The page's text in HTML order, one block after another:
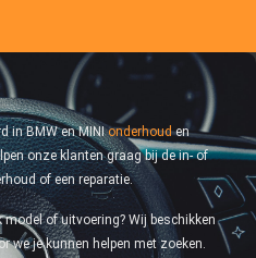
in BMW en MINIonderhouden
onze klanten graag bij de in- of
of een reparatie.
model of uitvoering? Wij beschikken
we je kunnen helpen met zoeken.